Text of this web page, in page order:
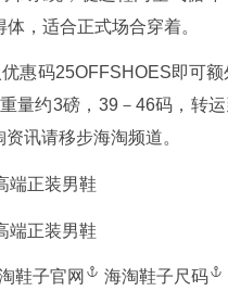
，适合正式场合穿着。
惠码25OFFSHOES即可
量约3磅，39－46码，转
讯请移步海淘频道。
鞋子官网 海淘鞋子尺码